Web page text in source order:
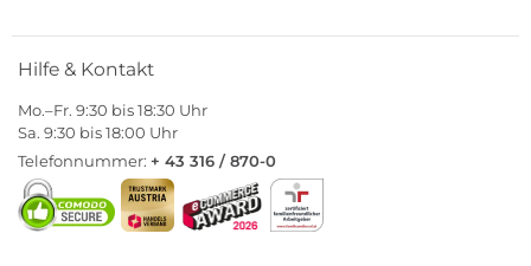
Hilfe & Kontakt
Mo.–Fr. 9:30 bis 18:30 Uhr
Sa. 9:30 bis 18:00 Uhr
Telefonnummer: + 43 316 / 870-0